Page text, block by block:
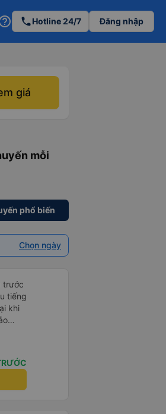
phoneHotline 24/7 Đăng nhập
giá
mỗi
phổ biến
Chọn ngày
trước
tiếng
khi